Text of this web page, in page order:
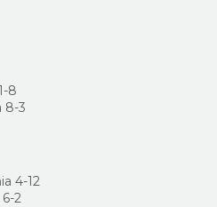
8
8-3
4-12
2